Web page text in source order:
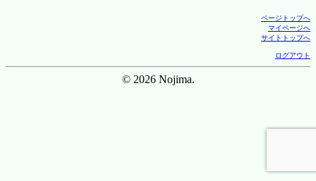
ページトップへ
マイページへ
サイトトップへ
ログアウト
© 2026 Nojima.